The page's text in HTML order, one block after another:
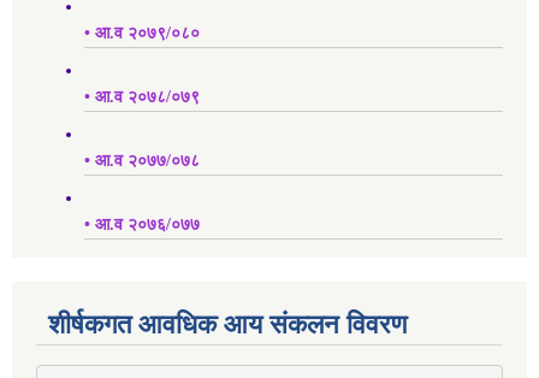
• आ.व २०७९/०८०
• आ.व २०७८/०७९
• आ.व २०७७/०७८
• आ.व २०७६/०७७
शीर्षकगत आवधिक आय संकलन विवरण